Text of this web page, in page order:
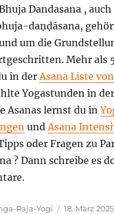
Dandasana ,
daṇḍāsana,
um die
Mehr als
in derAsana Liste
Yogastunden in
Asanas lernst du in
undAsana
oder Fragen zu
? Dann schreibe es
Raja-Yogi
Veröffentlicht
18. März 2025